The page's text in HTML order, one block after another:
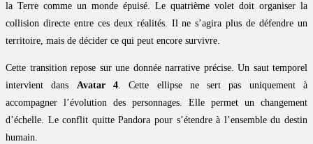
la Terre comme un monde épuisé. Le quatrième volet doit organiser la
collision directe entre ces deux réalités. Il ne s’agira plus de défendre un
territoire, mais de décider ce qui peut encore survivre.
Cette transition repose sur une donnée narrative précise. Un saut temporel
intervient dans Avatar 4. Cette ellipse ne sert pas uniquement à
accompagner l’évolution des personnages. Elle permet un changement
d’échelle. Le conflit quitte Pandora pour s’étendre à l’ensemble du destin
humain.